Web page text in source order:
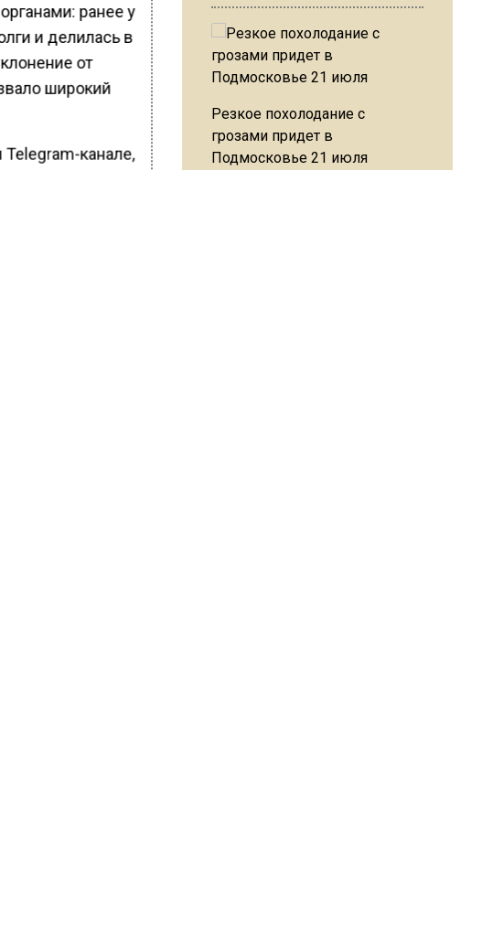
ранее у
и делилась в
от
широкий
канале,
Резкое похолодание с
грозами придет в
Подмосковье 21 июля